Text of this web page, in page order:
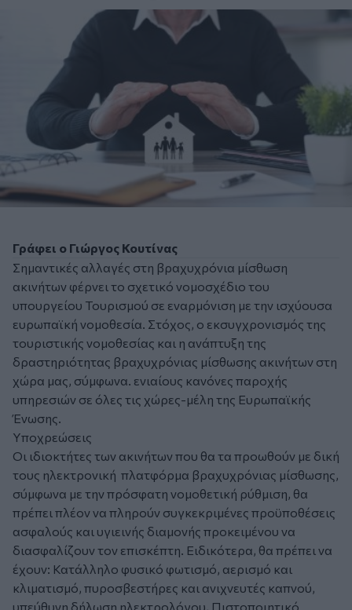
Γράφει ο Γιώργος Κουτίνας
Σημαντικές αλλαγές στη βραχυχρόνια μίσθωση
ακινήτων φέρνει το σχετικό νομοσχέδιο του
υπουργείου Τουρισμού σε εναρμόνιση με την ισχύουσα
ευρωπαϊκή νομοθεσία. Στόχος, ο εκσυγχρονισμός της
τουριστικής νομοθεσίας και η ανάπτυξη της
δραστηριότητας βραχυχρόνιας μίσθωσης ακινήτων στη
χώρα μας, σύμφωνα. ενιαίους κανόνες παροχής
υπηρεσιών σε όλες τις χώρες-μέλη της Ευρωπαϊκής
Ένωσης.
Υποχρεώσεις
Οι ιδιοκτήτες των ακινήτων που θα τα προωθούν με δική
τους ηλεκτρονική πλατφόρμα βραχυχρόνιας μίσθωσης,
σύμφωνα με την πρόσφατη νομοθετική ρύθμιση, θα
πρέπει πλέον να πληρούν συγκεκριμένες προϋποθέσεις
ασφαλούς και υγιεινής διαμονής προκειμένου να
διασφαλίζουν τον επισκέπτη. Ειδικότερα, θα πρέπει να
έχουν: Κατάλληλο φυσικό φωτισμό, αερισμό και
κλιματισμό, πυροσβεστήρες και ανιχνευτές καπνού,
υπεύθυνη δήλωση ηλεκτρολόγου, Πιστοποιητικό